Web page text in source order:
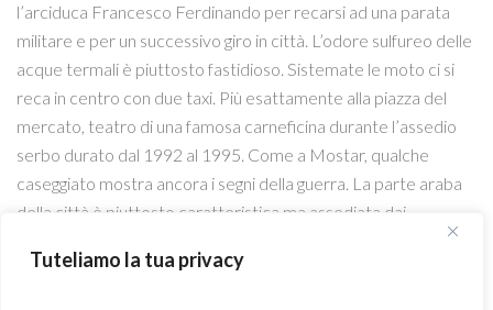
Tuteliamo la tua privacy
l’arciduca Francesco Ferdinando per recarsi ad una parata
militare e per un successivo giro in città. L’odore sulfureo delle
acque termali è piuttosto fastidioso. Sistemate le moto ci si
reca in centro con due taxi. Più esattamente alla piazza del
mercato, teatro di una famosa carneficina durante l’assedio
serbo durato dal 1992 al 1995. Come a Mostar, qualche
caseggiato mostra ancora i segni della guerra. La parte araba
della città è piuttosto caratteristica ma assediata dai
negozietti di paccottiglie. Il resto è una pena. Sarajevo è città
di grandi e tristi testimonianze storiche, ma nel complesso